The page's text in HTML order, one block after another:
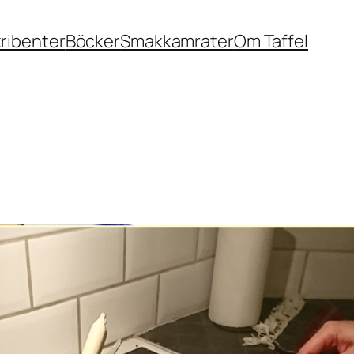
BöckerSmakkamraterOm Taffel